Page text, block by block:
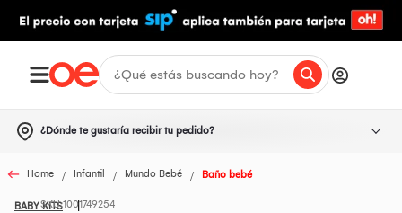
¿Dónde te gustaría recibir tu pedido?
Home Infantil Mundo Bebé Baño bebé
BABY KITS1001749254